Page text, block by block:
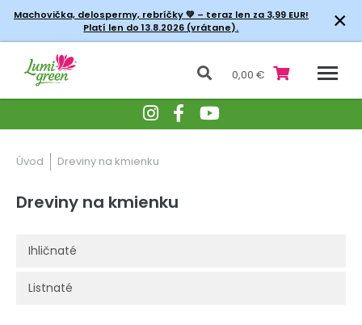
Machovička, delospermy, rebríčky💚 – teraz len za 3,99 EUR!
Platí len do 13.8.2026 (vrátane).
×
0,00 €
Úvod Dreviny na kmienku
Dreviny na kmienku
Ihličnaté
Listnaté